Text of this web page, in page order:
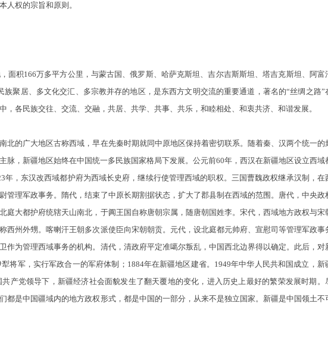
人权的宗旨和原则。
积166万多平方公里，与蒙古国、俄罗斯、哈萨克斯坦、吉尔吉斯斯坦、塔吉克斯坦、阿富
聚居、多文化交汇、多宗教并存的地区，是东西方文明交流的重要通道，著名的“丝绸之路”
，各民族交往、交流、交融，共居、共学、共事、共乐，和睦相处、和衷共济、和谐发展。
的广大地区古称西域，早在先秦时期就同中原地区保持着密切联系。随着秦、汉两个统一的
脉，新疆地区始终在中国统一多民族国家格局下发展。公元前60年，西汉在新疆地区设立西域
年，东汉改西域都护府为西域长史府，继续行使管理西域的职权。三国曹魏政权继承汉制，在
管理军政事务。隋代，结束了中原长期割据状态，扩大了郡县制在西域的范围。唐代，中央政
庭大都护府统辖天山南北，于阗王国自称唐朝宗属，随唐朝国姓李。宋代，西域地方政权与宋
西州外甥。喀喇汗王朝多次派使臣向宋朝朝贡。元代，设北庭都元帅府、宣慰司等管理军政事
作为管理西域事务的机构。清代，清政府平定准噶尔叛乱，中国西北边界得以确定。此后，对
将军，实行军政合一的军府体制；1884年在新疆地区建省。1949年中华人民共和国成立，新
产党领导下，新疆经济社会面貌发生了翻天覆地的变化，进入历史上最好的繁荣发展时期。
都是中国疆域内的地方政权形式，都是中国的一部分，从来不是独立国家。新疆是中国领土不